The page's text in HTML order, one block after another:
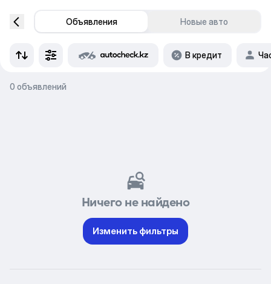
Объявления Новые авто
В кредит
0 объявлений
Ничего не найдено
Изменить фильтры